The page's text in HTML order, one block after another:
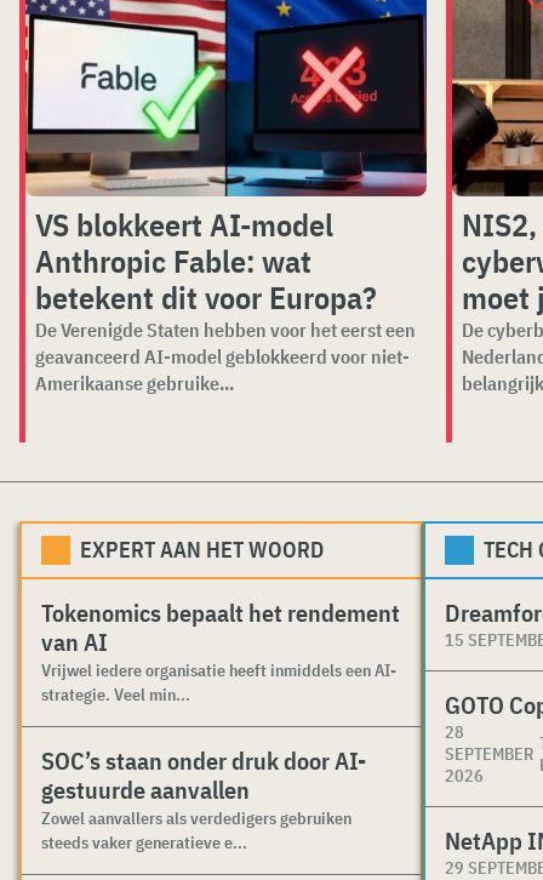
VS blokkeert AI-model
Anthropic Fable: wat
betekent dit voor Europa?
De Verenigde Staten hebben voor het eerst een
geavanceerd AI-model geblokkeerd voor niet-
Amerikaanse gebruike...
moet
De
EXPERT AAN HET WOORD
Tokenomics bepaalt het rendement
van AI
Vrijwel iedere organisatie heeft inmiddels een AI-
strategie. Veel min...
SOC’s staan onder druk door AI-
gestuurde aanvallen
Zowel aanvallers als verdedigers gebruiken
steeds vaker generatieve e...
TECH
15
GOTO
28
SEPTEMBER
2026
NetApp
29